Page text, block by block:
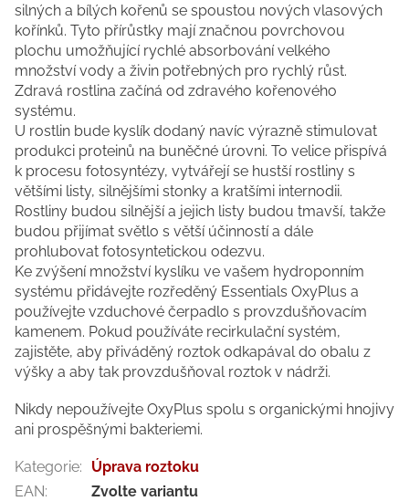
silných a bílých kořenů se spoustou nových vlasových
kořínků. Tyto přírůstky mají značnou povrchovou
plochu umožňující rychlé absorbování velkého
množství vody a živin potřebných pro rychlý růst.
Zdravá rostlina začíná od zdravého kořenového
systému.
U rostlin bude kyslík dodaný navíc výrazně stimulovat
produkci proteinů na buněčné úrovni. To velice přispívá
k procesu fotosyntézy, vytvářejí se hustší rostliny s
většími listy, silnějšími stonky a kratšími internodii.
Rostliny budou silnější a jejich listy budou tmavší, takže
budou přijímat světlo s větší účinností a dále
prohlubovat fotosyntetickou odezvu.
Ke zvýšení množství kyslíku ve vašem hydroponním
systému přidávejte rozředěný Essentials OxyPlus a
používejte vzduchové čerpadlo s provzdušňovacím
kamenem. Pokud používáte recirkulační systém,
zajistěte, aby přiváděný roztok odkapával do obalu z
výšky a aby tak provzdušňoval roztok v nádrži.
Nikdy nepoužívejte OxyPlus spolu s organickými hnojivy
ani prospěšnými bakteriemi.
Kategorie:
Úprava roztoku
EAN: Zvolte variantu